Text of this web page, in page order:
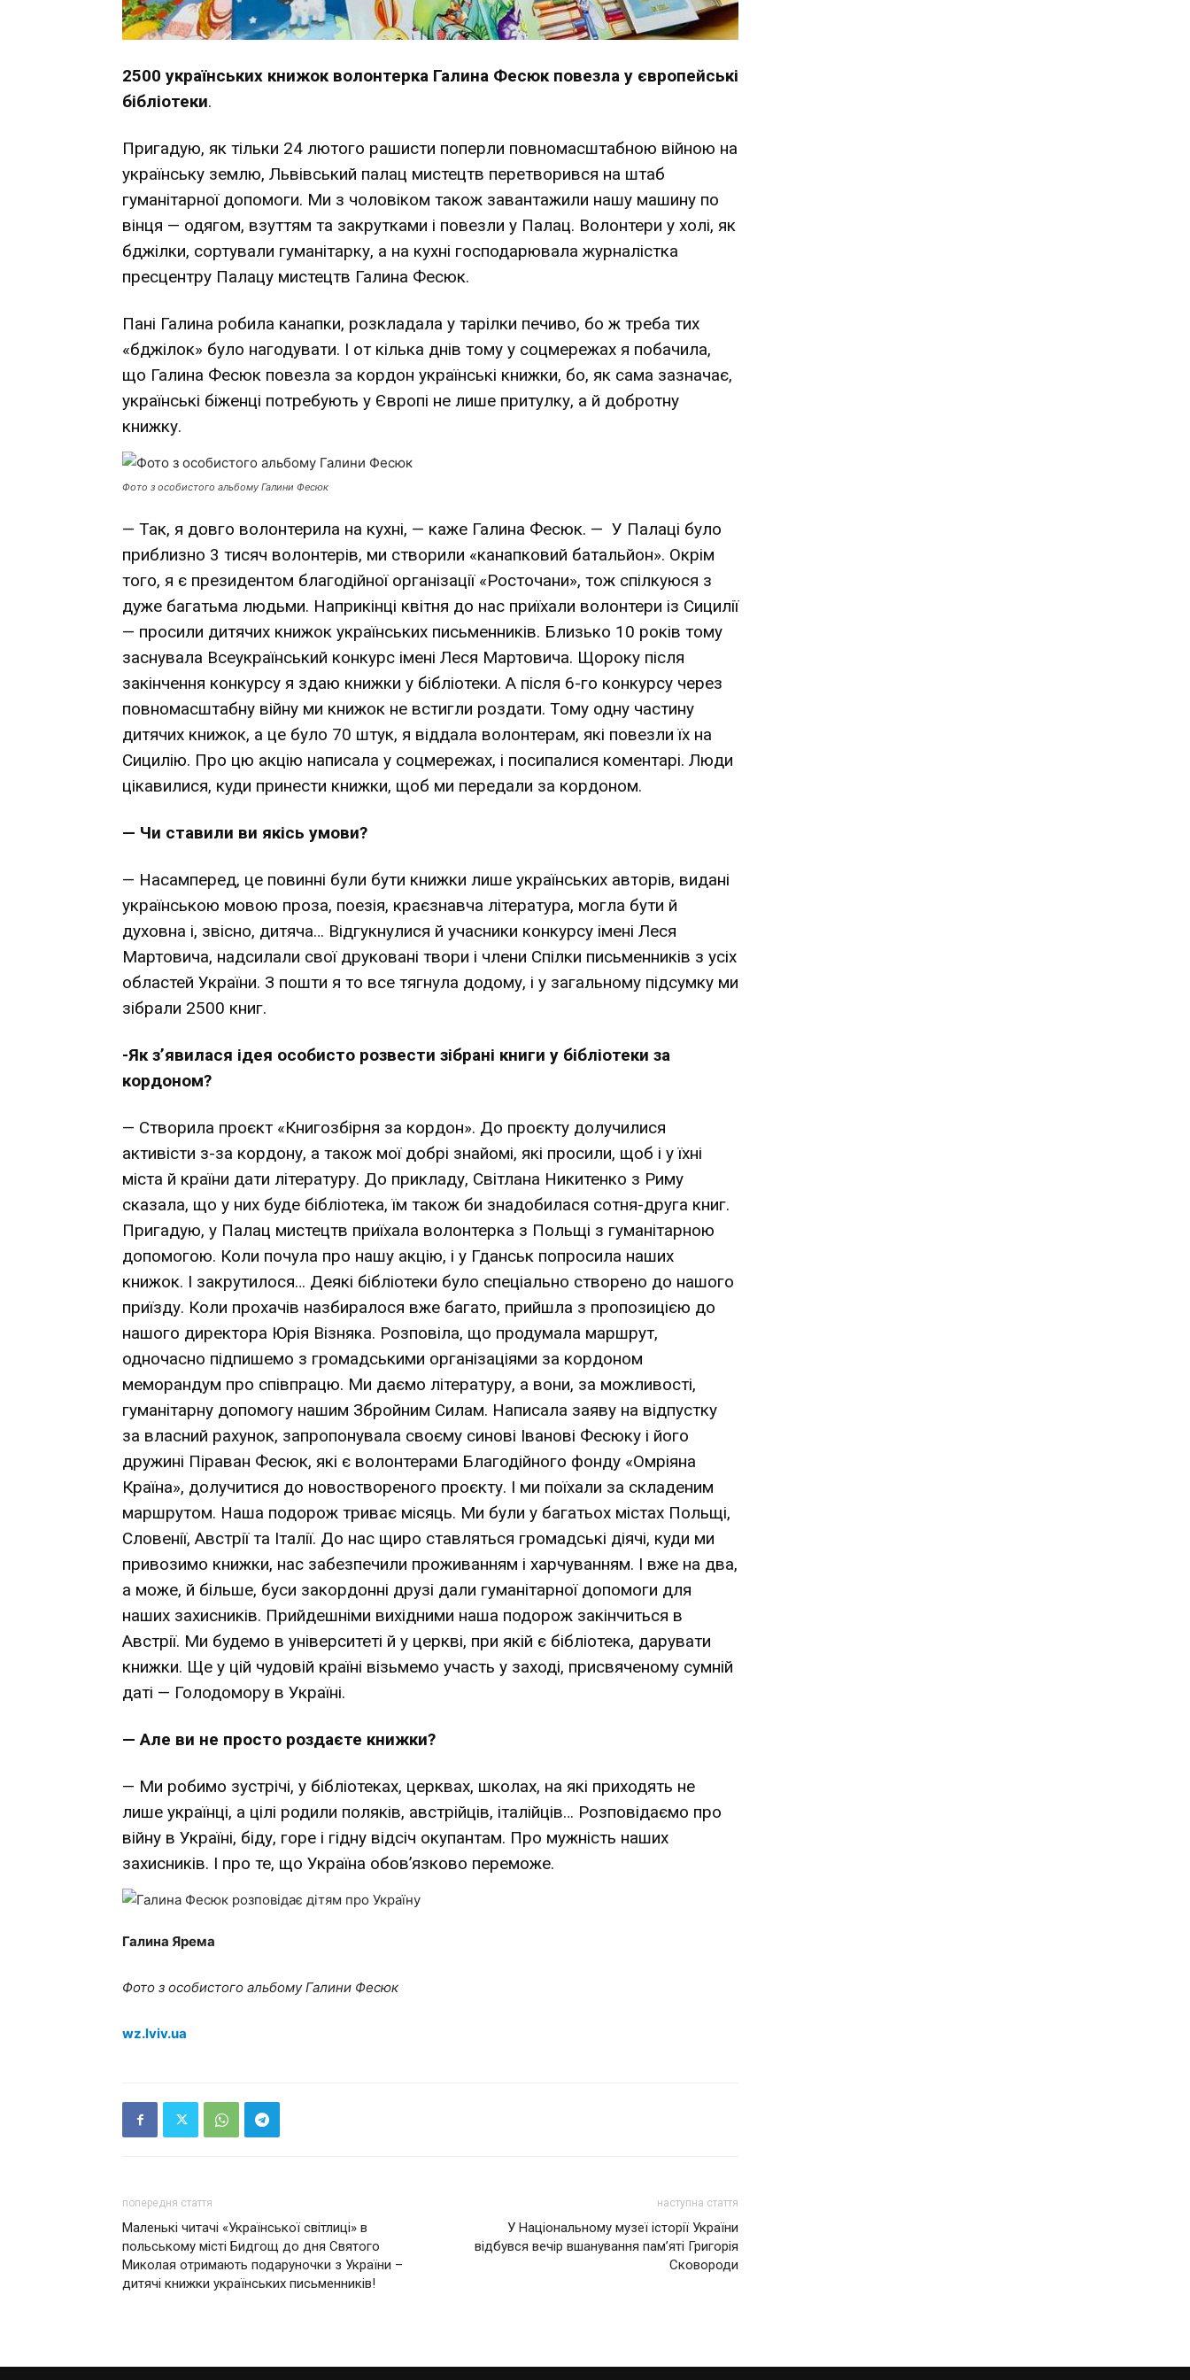
2500 українських книжок волонтерка Галина Фесюк повезла у європейські
бібліотеки.
Пригадую, як тільки 24 лютого рашисти поперли повномасштабною війною на
українську землю, Львівський палац мистецтв перетворився на штаб
гуманітарної допомоги. Ми з чоловіком також завантажили нашу машину по
вінця — одягом, взуттям та закрутками і повезли у Палац. Волонтери у холі, як
бджілки, сортували гуманітарку, а на кухні господарювала журналістка
пресцентру Палацу мистецтв Галина Фесюк.
Пані Галина робила канапки, розкладала у тарілки печиво, бо ж треба тих
«бджілок» було нагодувати. І от кілька днів тому у соцмережах я побачила,
що Галина Фесюк повезла за кордон українські книжки, бо, як сама зазначає,
українські біженці потребують у Європі не лише притулку, а й добротну
книжку.
Фото з особистого альбому Галини Фесюк
— Так, я довго волонтерила на кухні, — каже Галина Фесюк. — У Палаці було
приблизно 3 тисяч волонтерів, ми створили «канапковий батальйон». Окрім
того, я є президентом благодійної організації «Росточани», тож спілкуюся з
дуже багатьма людьми. Наприкінці квітня до нас приїхали волонтери із Сицилії
— просили дитячих книжок українських письменників. Близько 10 років тому
заснувала Всеукраїнський конкурс імені Леся Мартовича. Щороку після
закінчення конкурсу я здаю книжки у бібліотеки. А після 6-го конкурсу через
повномасштабну війну ми книжок не встигли роздати. Тому одну частину
дитячих книжок, а це було 70 штук, я віддала волонтерам, які повезли їх на
Сицилію. Про цю акцію написала у соцмережах, і посипалися коментарі. Люди
цікавилися, куди принести книжки, щоб ми передали за кордоном.
— Чи ставили ви якісь умови?
— Насамперед, це повинні були бути книжки лише українських авторів, видані
українською мовою проза, поезія, краєзнавча література, могла бути й
духовна і, звісно, дитяча… Відгукнулися й учасники конкурсу імені Леся
Мартовича, надсилали свої друковані твори і члени Спілки письменників з усіх
областей України. З пошти я то все тягнула додому, і у загальному підсумку ми
зібрали 2500 книг.
-Як з’явилася ідея особисто розвести зібрані книги у бібліотеки за
кордоном?
— Створила проєкт «Книгозбірня за кордон». До проєкту долучилися
активісти з-за кордону, а також мої добрі знайомі, які просили, щоб і у їхні
міста й країни дати літературу. До прикладу, Світлана Никитенко з Риму
сказала, що у них буде бібліотека, їм також би знадобилася сотня-друга книг.
Пригадую, у Палац мистецтв приїхала волонтерка з Польщі з гуманітарною
допомогою. Коли почула про нашу акцію, і у Гданськ попросила наших
книжок. І закрутилося… Деякі бібліотеки було спеціально створено до нашого
приїзду. Коли прохачів назбиралося вже багато, прийшла з пропозицією до
нашого директора Юрія Візняка. Розповіла, що продумала маршрут,
одночасно підпишемо з громадськими організаціями за кордоном
меморандум про співпрацю. Ми даємо літературу, а вони, за можливості,
гуманітарну допомогу нашим Збройним Силам. Написала заяву на відпустку
за власний рахунок, запропонувала своєму синові Іванові Фесюку і його
дружині Піраван Фесюк, які є волонтерами Благодійного фонду «Омріяна
Країна», долучитися до новоствореного проєкту. І ми поїхали за складеним
маршрутом. Наша подорож триває місяць. Ми були у багатьох містах Польщі,
Словенії, Австрії та Італії. До нас щиро ставляться громадські діячі, куди ми
привозимо книжки, нас забезпечили проживанням і харчуванням. І вже на два,
а може, й більше, буси закордонні друзі дали гуманітарної допомоги для
наших захисників. Прийдешніми вихідними наша подорож закінчиться в
Австрії. Ми будемо в університеті й у церкві, при якій є бібліотека, дарувати
книжки. Ще у цій чудовій країні візьмемо участь у заході, присвяченому сумній
даті — Голодомору в Україні.
— Але ви не просто роздаєте книжки?
— Ми робимо зустрічі, у бібліотеках, церквах, школах, на які приходять не
лише українці, а цілі родили поляків, австрійців, італійців… Розповідаємо про
війну в Україні, біду, горе і гідну відсіч окупантам. Про мужність наших
захисників. І про те, що Україна обов’язково переможе.
Галина Ярема
Фото з особистого альбому Галини Фесюк
wz.lviv.ua
попередня стаття
Маленькі читачі «Української світлиці» в
польському місті Бидгощ до дня Святого
Миколая отримають подаруночки з України –
дитячі книжки українських письменників!
наступна стаття
У Національному музеї історії України
відбувся вечір вшанування пам’яті Григорія
Сковороди